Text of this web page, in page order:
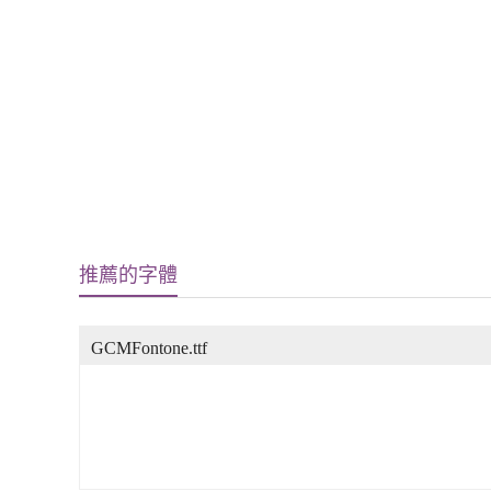
推薦的字體
GCMFontone.ttf